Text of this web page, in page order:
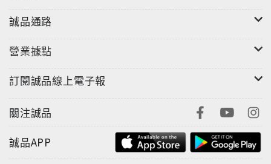
誠品通路
營業據點
訂閱誠品線上電子報
關注誠品
誠品APP